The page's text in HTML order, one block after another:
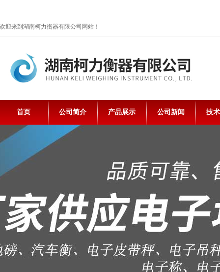
欢迎来到湖南柯力衡器有限公司网站！
首页 公司简介 产品展示 公司新闻 技